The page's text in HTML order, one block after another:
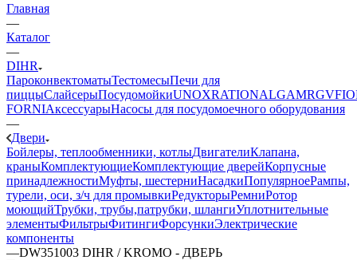
Главная
—
Каталог
—
DIHR
ПароконвектоматыТестомесыПечи для
пиццыСлайсерыПосудомойкиUNOXRATIONALGAMRGV
FORNIАксессуарыНасосы для посудомоечного оборудования
—
Двери
Бойлеры, теплообменники, котлыДвигателиКлапана,
краныКомплектующиеКомплектующие дверейКорпусные
принадлежностиМуфты, шестерниНасадкиПопулярноеРампы,
турели, оси, з/ч для промывкиРедукторыРемниРотор
моющийТрубки, трубы,патрубки, шлангиУплотнительные
элементыФильтрыФитингиФорсункиЭлектрические
компоненты
—DW351003 DIHR / KROMO - ДВЕРЬ